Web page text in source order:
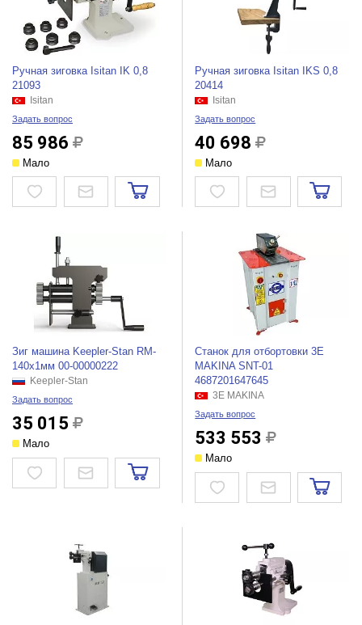
Ручная зиговка Isitan IK 0,8
21093
Isitan
Задать вопрос
85 986
Мало
Ручная зиговка Isitan IKS 0,8
20414
Isitan
Задать вопрос
40 698
Мало
Зиг машина Keepler-Stan RM-
140x1мм 00-00000222
Keepler-Stan
Задать вопрос
35 015
Мало
Станок для отбортовки 3E
MAKINA SNT-01
4687201647645
3E MAKINA
Задать вопрос
533 553
Мало